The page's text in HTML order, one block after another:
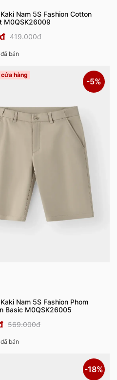
Nam 5S Fashion Cotton
M0QSK26009
419.000đ
bán
hàng
-5%
Nam 5S Fashion Phom
Basic M0QSK26005
569.000đ
bán
-18%